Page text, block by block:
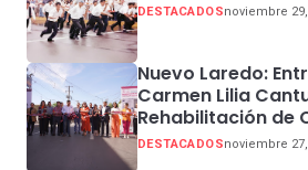
DESTACADOSnoviembre
Nuevo Laredo:
Carmen Lilia
Rehabilitación de
Sector Centro
DESTACADOSnoviembre